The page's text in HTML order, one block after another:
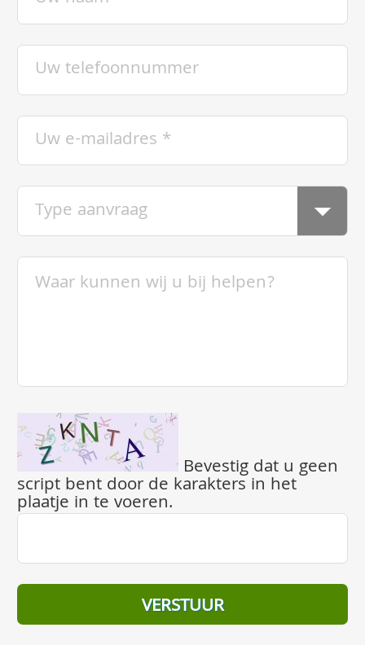
Bevestig dat u geen
script bent door de karakters in het
plaatje in te voeren.